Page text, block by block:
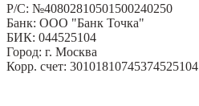
Р/С: №40802810501500240250
Банк: ООО "Банк Точка"
БИК: 044525104
Город: г. Москва
Корр. счет: 30101810745374525104